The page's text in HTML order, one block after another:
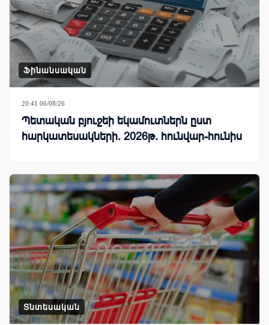
Ֆինանսական
20:41 06/08/26
Պետական բյուջեի եկամուտներն ըստ
հարկատեսակների. 2026թ. հունվար-հունիս
Տնտեսական